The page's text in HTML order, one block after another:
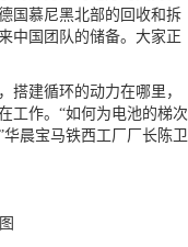
国慕尼黑北部的回收和拆
中国团队的储备。大家正
建循环的动力在哪里，
工作。“如何为电池的梯次
晨宝马铁西工厂厂长陈卫